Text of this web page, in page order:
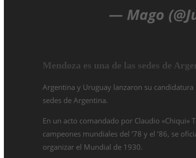
— Mago
Mendoza es una de las sedes de
Argentina y Uruguay lanzaron su
sedes de Argentina.
En un acto comandado por Claudio «Chiqui»
campeones mundiales del ’78 y el ’86, se
organizar el Mundial de 1930.